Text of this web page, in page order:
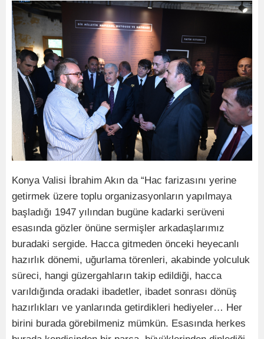
Konya Valisi İbrahim Akın da “Hac farizasını yerine
getirmek üzere toplu organizasyonların yapılmaya
başladığı 1947 yılından bugüne kadarki serüveni
esasında gözler önüne sermişler arkadaşlarımız
buradaki sergide. Hacca gitmeden önceki heyecanlı
hazırlık dönemi, uğurlama törenleri, akabinde yolculuk
süreci, hangi güzergahların takip edildiği, hacca
varıldığında oradaki ibadetler, ibadet sonrası dönüş
hazırlıkları ve yanlarında getirdikleri hediyeler… Her
birini burada görebilmeniz mümkün. Esasında herkes